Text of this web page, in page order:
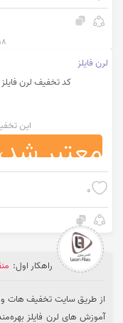
۱۸ مرداد ۱۴۰۵ ساعت ۱۳:۲۰
لرن فایلز
کد تخفیف لرن فایلز تا 47% تخفیف ویژه آموزش های
این
معتبر
0
راهکار اول:
آموزش های لرن فایلز